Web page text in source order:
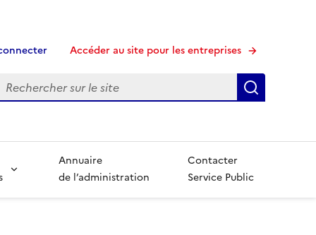
Accéder au site pour les entreprises
Recherche
Annuaire
de l’administration
Contacter
Service Public